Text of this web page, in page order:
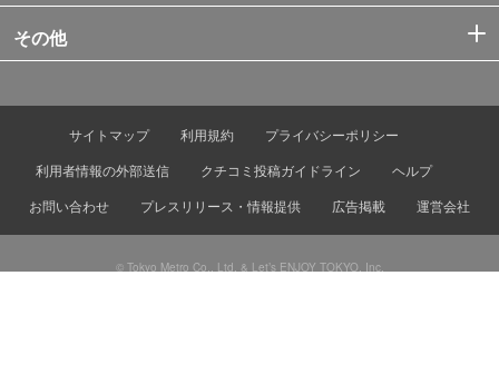
その他
サイトマップ 利用規約
プライバシーポリシー
利用者情報の外部送信
クチコミ投稿ガイドライン
ヘルプ
お問い合わせ
プレスリリース・情報提供 広告掲載 運営会社
© Tokyo Metro Co., Ltd. & Let’s ENJOY TOKYO, Inc.